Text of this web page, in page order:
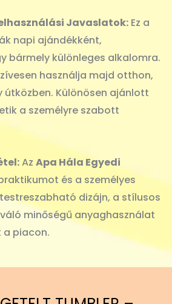
Javaslatok: Ez a
napi ajándékként,
bármely különleges alkalomra.
használja majd otthon,
útközben. Különösen ajánlott
a személyre szabott
Az Apa Hála Egyedi
és a személyes
dizájn, a stílusos
minőségű anyaghasználat
a piacon.